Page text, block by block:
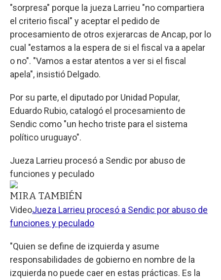
"sorpresa" porque la jueza Larrieu "no compartiera
el criterio fiscal" y aceptar el pedido de
procesamiento de otros exjerarcas de Ancap, por lo
cual "estamos a la espera de si el fiscal va a apelar
o no". "Vamos a estar atentos a ver si el fiscal
apela", insistió Delgado.
Por su parte, el diputado por Unidad Popular,
Eduardo Rubio, catalogó el procesamiento de
Sendic como "un hecho triste para el sistema
político uruguayo".
Jueza Larrieu procesó a Sendic por abuso de
funciones y peculado
MIRA TAMBIÉN
VideoJueza Larrieu procesó a Sendic por abuso de
funciones y peculado
"Quien se define de izquierda y asume
responsabilidades de gobierno en nombre de la
izquierda no puede caer en estas prácticas. Es la